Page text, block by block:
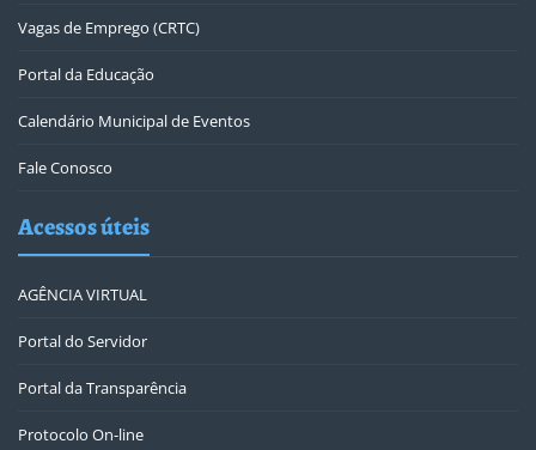
Vagas de Emprego (CRTC)
Portal da Educação
Calendário Municipal de Eventos
Fale Conosco
Acessos úteis
AGÊNCIA VIRTUAL
Portal do Servidor
Portal da Transparência
Protocolo On-line